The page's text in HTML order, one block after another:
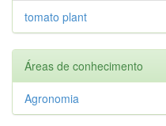
tomato plant
Áreas de conhecimento
Agronomia